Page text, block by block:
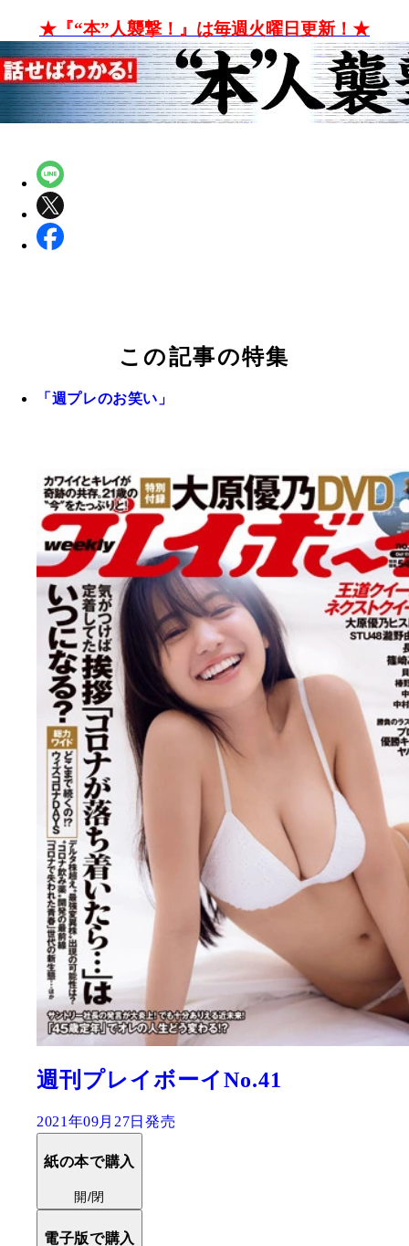
★『“本”人襲撃！』は毎週火曜日更新！★
この記事の特集
「週プレのお笑い」
週刊プレイボーイNo.41
2021年09月27日発売
紙の本で購入
開/閉
電子版で購入